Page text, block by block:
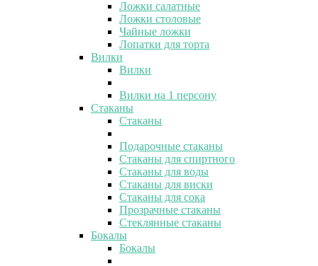
Ложки салатные
Ложки столовые
Чайные ложки
Лопатки для торта
Вилки
Вилки
Вилки на 1 персону
Стаканы
Стаканы
Подарочные стаканы
Стаканы для спиртного
Стаканы для воды
Стаканы для виски
Стаканы для сока
Прозрачные стаканы
Стеклянные стаканы
Бокалы
Бокалы